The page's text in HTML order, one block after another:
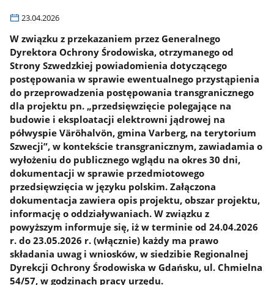
23.04.2026
W związku z przekazaniem przez Generalnego
Dyrektora Ochrony Środowiska, otrzymanego od
Strony Szwedzkiej powiadomienia dotyczącego
postępowania w sprawie ewentualnego przystąpienia
do przeprowadzenia postępowania transgranicznego
dla projektu pn. „przedsięwzięcie polegające na
budowie i eksploatacji elektrowni jądrowej na
półwyspie Väröhalvön, gmina Varberg, na terytorium
Szwecji”, w kontekście transgranicznym, zawiadamia o
wyłożeniu do publicznego wglądu na okres 30 dni,
dokumentacji w sprawie przedmiotowego
przedsięwzięcia w języku polskim. Załączona
dokumentacja zawiera opis projektu, obszar projektu,
informację o oddziaływaniach. W związku z
powyższym informuje się, iż w terminie od 24.04.2026
r. do 23.05.2026 r. (włącznie) każdy ma prawo
składania uwag i wniosków, w siedzibie Regionalnej
Dyrekcji Ochrony Środowiska w Gdańsku, ul. Chmielna
54/57, w godzinach pracy urzędu.